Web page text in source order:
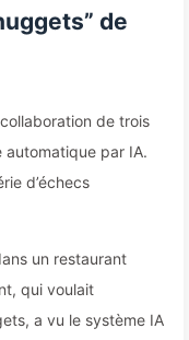
de
de trois
automatique par IA.
d’échecs
un restaurant
qui voulait
a vu le système IA